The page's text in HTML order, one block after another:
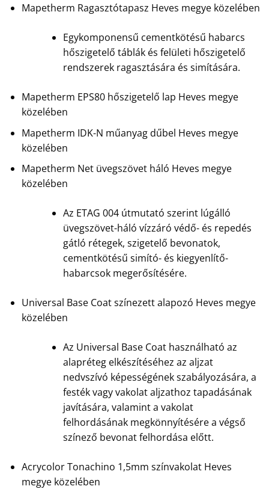
Mapetherm Ragasztótapasz Heves megye közelében
Egykomponensű cementkötésű habarcs
hőszigetelő táblák és felületi hőszigetelő
rendszerek ragasztására és simítására.
Mapetherm EPS80 hőszigetelő lap Heves megye
közelében
Mapetherm IDK-N műanyag dűbel Heves megye
közelében
Mapetherm Net üvegszövet háló Heves megye
közelében
Az ETAG 004 útmutató szerint lúgálló
üvegszövet-háló vízzáró védő- és repedés
gátló rétegek, szigetelő bevonatok,
cementkötésű simító- és kiegyenlítő-
habarcsok megerősítésére.
Universal Base Coat színezett alapozó Heves megye
közelében
Az Universal Base Coat használható az
alapréteg elkészítéséhez az aljzat
nedvszívó képességének szabályozására, a
festék vagy vakolat aljzathoz tapadásának
javítására, valamint a vakolat
felhordásának megkönnyítésére a végső
színező bevonat felhordása előtt.
Acrycolor Tonachino 1,5mm színvakolat Heves
megye közelében